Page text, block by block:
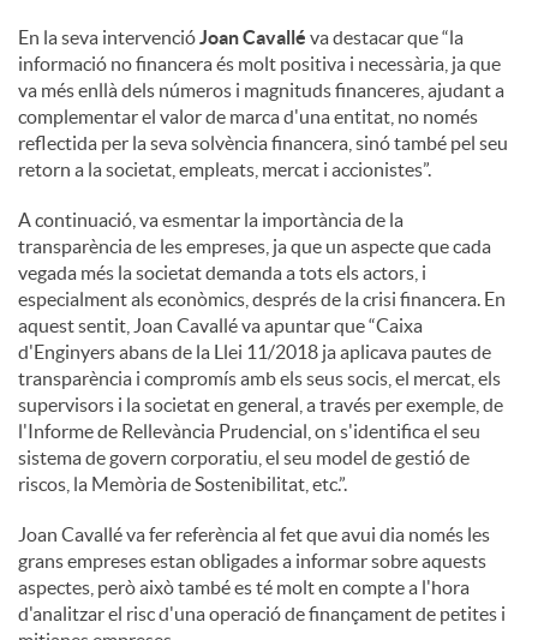
En la seva intervencióJoan Cavallé va destacar que “la
informació no financera és molt positiva i necessària, ja que
va més enllà dels números i magnituds financeres, ajudant a
complementar el valor de marca d'una entitat, no només
reflectida per la seva solvència financera, sinó també pel seu
retorn a la societat, empleats, mercat i accionistes”.
A continuació, va esmentar la importància de la
transparència de les empreses, ja que un aspecte que cada
vegada més la societat demanda a tots els actors, i
especialment als econòmics, després de la crisi financera. En
aquest sentit, Joan Cavallé va apuntar que “Caixa
d'Enginyers abans de la Llei 11/2018 ja aplicava pautes de
transparència i compromís amb els seus socis, el mercat, els
supervisors i la societat en general, a través per exemple, de
l'Informe de Rellevància Prudencial, on s'identifica el seu
sistema de govern corporatiu, el seu model de gestió de
riscos, la Memòria de Sostenibilitat, etc.”.
Joan Cavallé va fer referència al fet que avui dia només les
grans empreses estan obligades a informar sobre aquests
aspectes, però això també es té molt en compte a l'hora
d'analitzar el risc d'una operació de finançament de petites i